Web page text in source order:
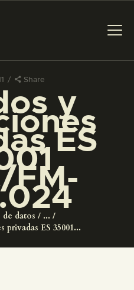
Share
y
ES
FM-
de datos
...
privadas ES 35001...
VISITA